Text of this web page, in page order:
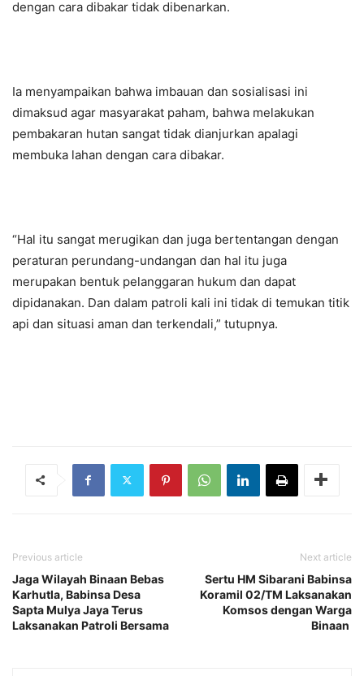
dengan cara dibakar tidak dibenarkan.
Ia menyampaikan bahwa imbauan dan sosialisasi ini
dimaksud agar masyarakat paham, bahwa melakukan
pembakaran hutan sangat tidak dianjurkan apalagi
membuka lahan dengan cara dibakar.
“Hal itu sangat merugikan dan juga bertentangan dengan
peraturan perundang-undangan dan hal itu juga
merupakan bentuk pelanggaran hukum dan dapat
dipidanakan. Dan dalam patroli kali ini tidak di temukan titik
api dan situasi aman dan terkendali,” tutupnya.
Previous article
Jaga Wilayah Binaan Bebas
Karhutla, Babinsa Desa
Sapta Mulya Jaya Terus
Laksanakan Patroli Bersama
Next article
Sertu HM Sibarani Babinsa
Koramil 02/TM Laksanakan
Komsos dengan Warga
Binaan